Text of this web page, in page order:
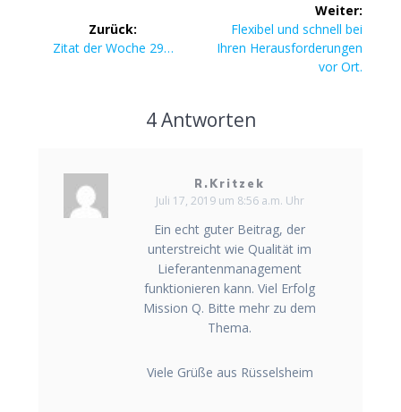
Zurück:
Vorheriger
Zitat der Woche 29…
Weiter:
Nächster
Beitrag:
Flexibel und schnell bei
Ihren Herausforderungen
vor Ort.
4 Antworten
R.Kritzek
Juli 17, 2019 um 8:56 a.m. Uhr
Ein echt guter Beitrag, der
unterstreicht wie Qualität im
Lieferantenmanagement
funktionieren kann. Viel Erfolg
Mission Q. Bitte mehr zu dem
Thema.
Viele Grüße aus Rüsselsheim